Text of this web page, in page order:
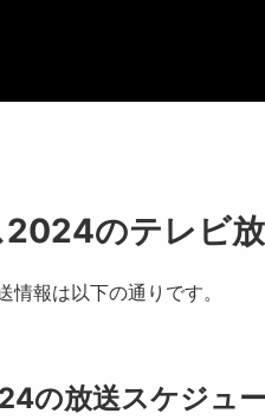
のテレビ
報は以下の通りです。
の放送スケジュ